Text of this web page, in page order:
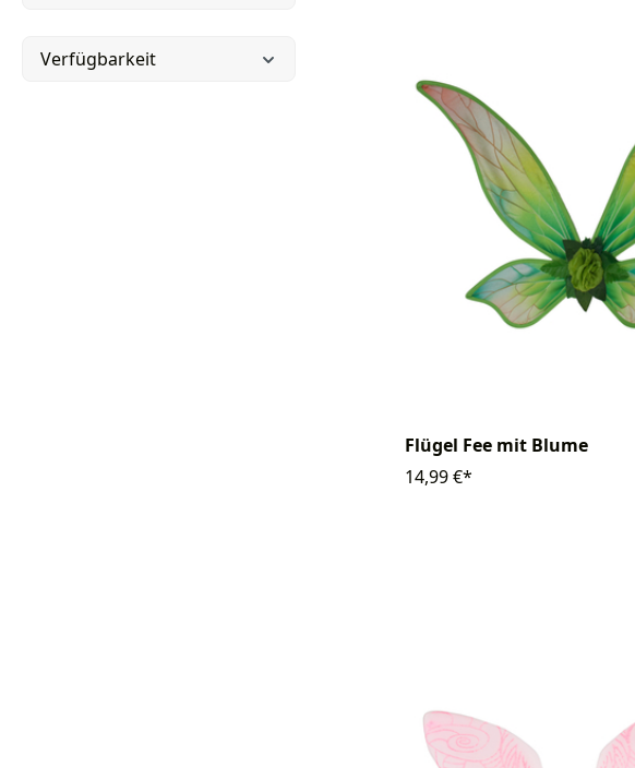
Verfügbarkeit
Flügel Fee mit Blume
14,99 €*